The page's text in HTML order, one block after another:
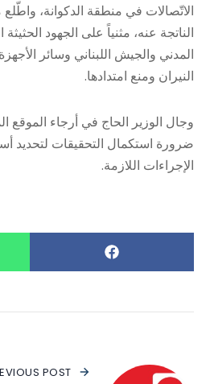
الاتّصالات في منطقة الدكوانة،
الناتجة عنه، مثنياً على الجهود
المدني والجيش اللبناني وسائر
النيران ومنع امتدادها.
وجال الوزير الحاج في أرجاء الموقع
ضرورة استكمال التحقيقات لتحديد
الإجراءات اللازمة.
POST